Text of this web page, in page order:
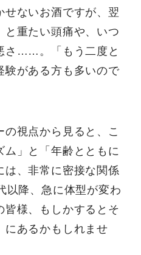
せないお酒ですが、翌
と重たい頭痛や、いつ
さ……。「もう二度と
験がある方も多いので
視点から見ると、こ
」と「年齢とともに
は、非常に密接な関係
以降、急に体型が変わ
皆様、もしかするとそ
にあるかもしれませ